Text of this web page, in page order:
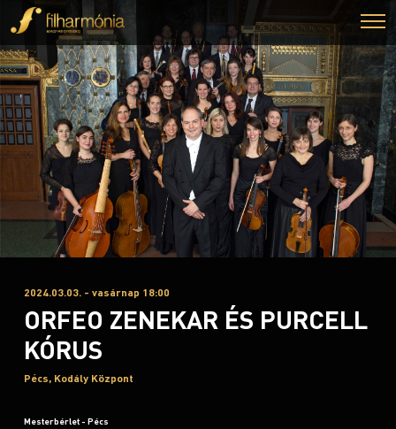
2024.03.03. - vasárnap 18:00
ORFEO ZENEKAR ÉS PURCELL
KÓRUS
Pécs, Kodály Központ
Mesterbérlet - Pécs